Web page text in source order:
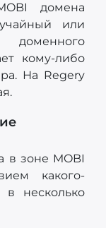
домена
или
доменного
кому-либо
На Regery
в зоне MOBI
какого-
в несколько